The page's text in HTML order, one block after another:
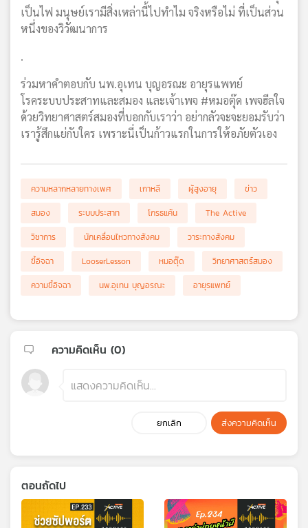
เป็นไฟ มนุษย์เรามีสิ่งเหล่านี้ไปทำไม จริงหรือไม่ ที่เป็นส่วน
หนึ่งของวิวัฒนาการ
.
ร่วมหาคำตอบกับ นพ.อุเทน บุญอรณะ อายุรแพทย์
โรคระบบประสาทและสมอง และเจ้าเพจ #หมอตุ๊ด เพจฮีลใจ
ด้วยวิทยาศาสตร์สมองที่บอกกับเราว่า อย่ากลัวจะจะยอมรับว่า
เรารู้สึกแย่กับใคร เพราะนี่เป็นก้าวแรกในการให้อภัยตัวเอง
ความหลากหลายทางเพศ เกาหลี ผู้สูงอายุ
ข่าว
สมอง
ระบบประสาท โกรธแค้น
The Active
วิชาการ
นักเคลื่อนไหวทางสังคม
วาระทางสังคม
ขี้อิจฉา
LooserLesson หมอตุ๊ด
วิทยาศาสตร์สมอง
ความขี้อิจฉา
นพ.อุเทน บุญอรณะ อายุรแพทย์
ความคิดเห็น (0)
ยกเลิก ส่งความคิดเห็น
ตอนถัดไป